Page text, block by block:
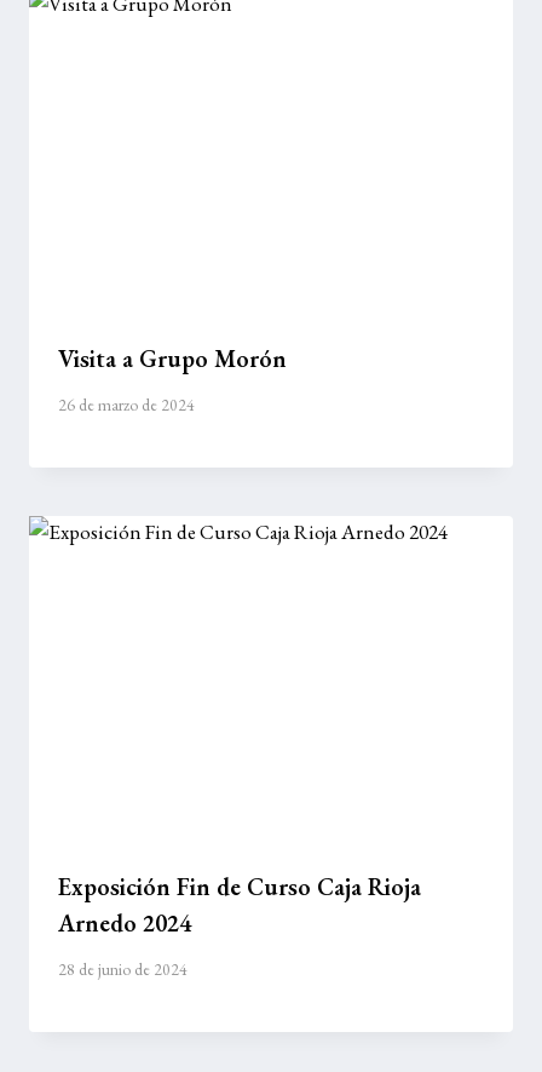
Visita a Grupo Morón
26 de marzo de 2024
Exposición Fin de Curso Caja Rioja
Arnedo 2024
28 de junio de 2024